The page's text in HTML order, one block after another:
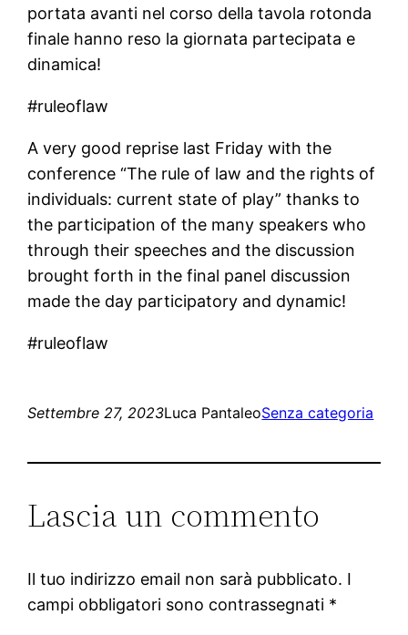
portata avanti nel corso della tavola rotonda
finale hanno reso la giornata partecipata e
dinamica!
#ruleoflaw
A very good reprise last Friday with the
conference “The rule of law and the rights of
individuals: current state of play” thanks to
the participation of the many speakers who
through their speeches and the discussion
brought forth in the final panel discussion
made the day participatory and dynamic!
#ruleoflaw
Settembre 27, 2023Luca PantaleoSenza categoria
Lascia un commento
Il tuo indirizzo email non sarà pubblicato. I
campi obbligatori sono contrassegnati *